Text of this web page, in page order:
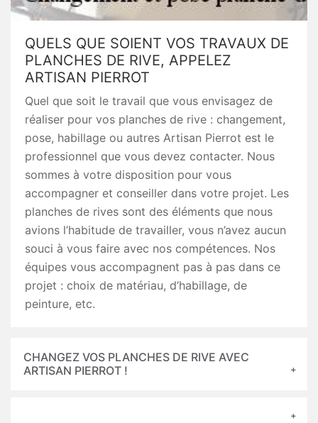
QUELS QUE SOIENT VOS TRAVAUX DE
PLANCHES DE RIVE, APPELEZ
ARTISAN PIERROT
Quel que soit le travail que vous envisagez de
réaliser pour vos planches de rive : changement,
pose, habillage ou autres Artisan Pierrot est le
professionnel que vous devez contacter. Nous
sommes à votre disposition pour vous
accompagner et conseiller dans votre projet. Les
planches de rives sont des éléments que nous
avions l’habitude de travailler, vous n’avez aucun
souci à vous faire avec nos compétences. Nos
équipes vous accompagnent pas à pas dans ce
projet : choix de matériau, d’habillage, de
peinture, etc.
CHANGEZ VOS PLANCHES DE RIVE AVEC
ARTISAN PIERROT !